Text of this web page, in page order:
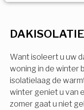
Want isoleert u uw
woning in de winter
isolatielaag de
winter geniet u van
zomer gaat u niet